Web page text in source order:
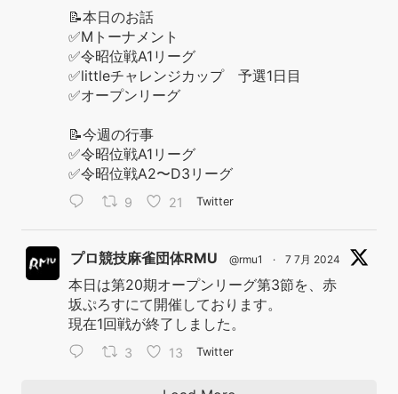
📝本日のお話
✅Mトーナメント
✅令昭位戦A1リーグ
✅littleチャレンジカップ 予選1日目
✅オープンリーグ
📝今週の行事
✅令昭位戦A1リーグ
✅令昭位戦A2〜D3リーグ
9 21 Twitter
プロ競技麻雀団体RMU @rmu1 · 7 7月 2024
本日は第20期オープンリーグ第3節を、赤
坂ぷろすにて開催しております。
現在1回戦が終了しました。
3 13 Twitter